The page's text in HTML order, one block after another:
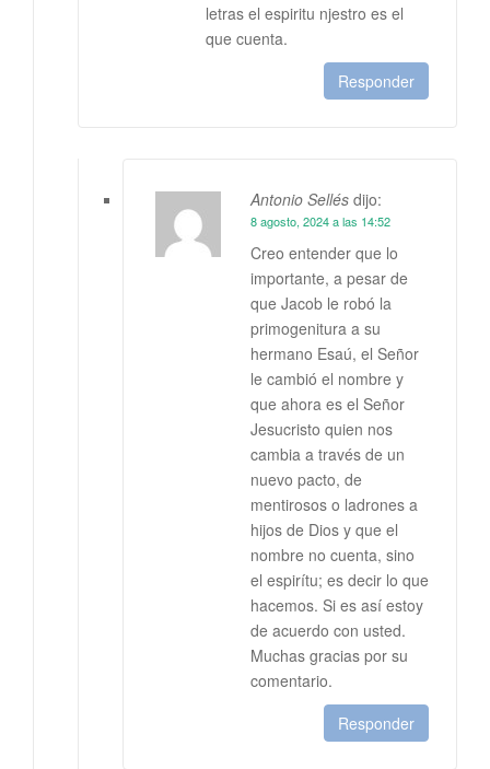
letras el espiritu njestro es el
que cuenta.
Responder
Antonio Sellés dijo:
8 agosto, 2024 a las 14:52
Creo entender que lo
importante, a pesar de
que Jacob le robó la
primogenitura a su
hermano Esaú, el Señor
le cambió el nombre y
que ahora es el Señor
Jesucristo quien nos
cambia a través de un
nuevo pacto, de
mentirosos o ladrones a
hijos de Dios y que el
nombre no cuenta, sino
el espirítu; es decir lo que
hacemos. Si es así estoy
de acuerdo con usted.
Muchas gracias por su
comentario.
Responder